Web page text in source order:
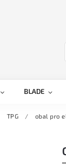
BLADE
TPG / obal pro